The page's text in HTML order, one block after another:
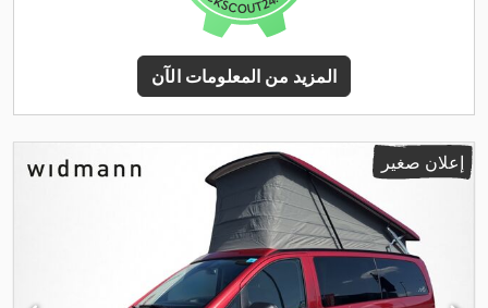
المزيد من المعلومات الآن
إعلان صغير